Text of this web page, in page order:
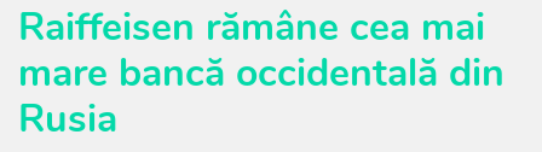
Raiffeisen rămâne cea mai
mare bancă occidentală din
Rusia